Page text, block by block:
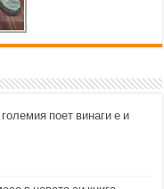
поет винаги е и